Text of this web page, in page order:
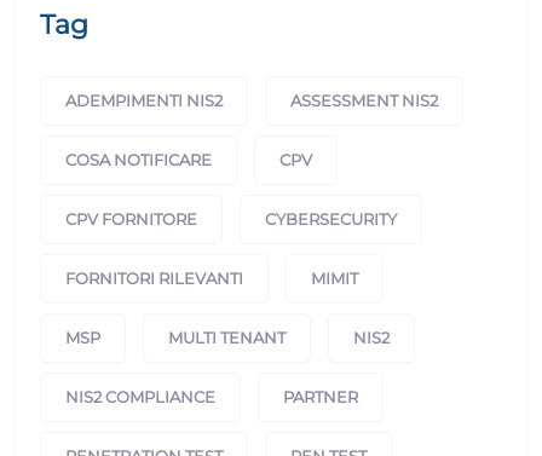
Tag
ADEMPIMENTI NIS2 ASSESSMENT NIS2
COSA NOTIFICARE CPV
CPV FORNITORE CYBERSECURITY
FORNITORI RILEVANTI MIMIT
MSP MULTI TENANT NIS2
NIS2 COMPLIANCE PARTNER